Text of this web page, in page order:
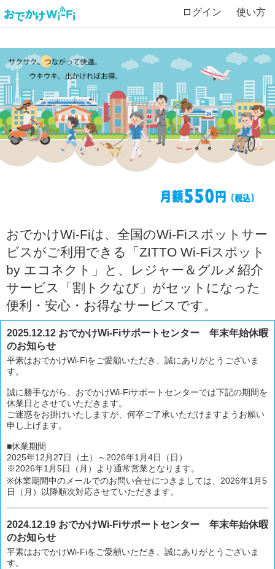
ログイン 使い方
おでかけWi-Fiは、全国のWi-Fiスポットサー
ビスがご利用できる「ZITTO Wi-Fiスポット
by エコネクト」と、レジャー＆グルメ紹介
サービス「割トクなび」がセットになった
便利・安心・お得なサービスです。
2025.12.12 おでかけWi-Fiサポートセンター 年末年始休暇
のお知らせ
平素はおでかけWi-Fiをご愛顧いただき、誠にありがとうございま
す。
誠に勝手ながら、おでかけWi-Fiサポートセンターでは下記の期間を
休業日とさせていただきます。
ご迷惑をお掛けいたしますが、何卒ご了承いただけますようお願い
申し上げます。
■休業期間
2025年12月27日（土）～2026年1月4日（日）
※2026年1月5日（月）より通常営業となります。
※休業期間中のメールでのお問い合せにつきましては、2026年1月5
日（月）以降順次対応させていただきます。
2024.12.19 おでかけWi-Fiサポートセンター 年末年始休暇
のお知らせ
平素はおでかけWi-Fiをご愛顧いただき、誠にありがとうございま
す。